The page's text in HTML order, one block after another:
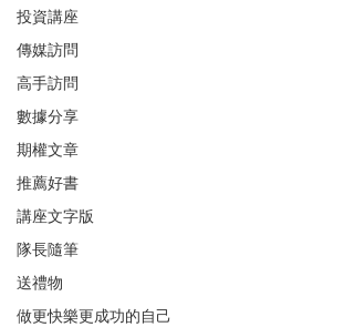
投資講座
傳媒訪問
高手訪問
數據分享
期權文章
推薦好書
講座文字版
隊長隨筆
送禮物
做更快樂更成功的自己